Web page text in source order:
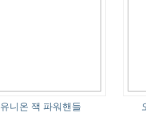
유니온 잭 파워핸들